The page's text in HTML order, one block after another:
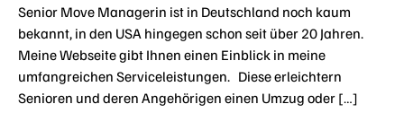
Senior Move Managerin ist in Deutschland noch kaum
bekannt, in den USA hingegen schon seit über 20 Jahren.
Meine Webseite gibt Ihnen einen Einblick in meine
umfangreichen Serviceleistungen. Diese erleichtern
Senioren und deren Angehörigen einen Umzug oder […]